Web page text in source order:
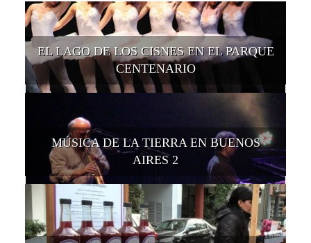
EL LAGO DE LOS CISNES EN EL PARQUE
CENTENARIO
MÚSICA DE LA TIERRA EN BUENOS
AIRES 2